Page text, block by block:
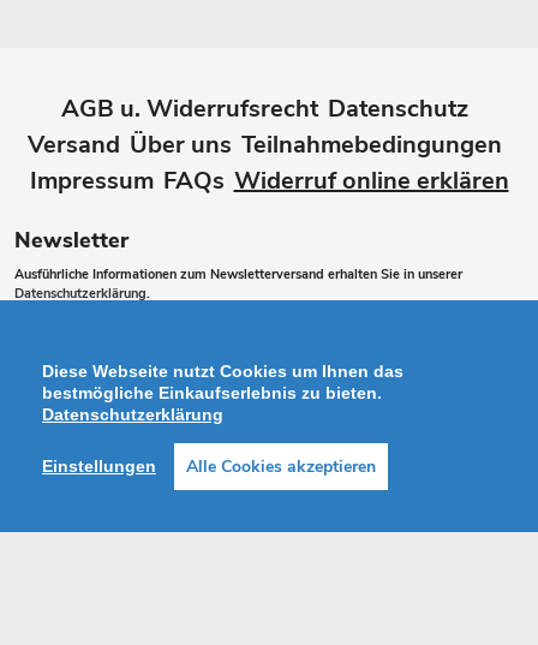
AGB u. Widerrufsrecht Datenschutz
Versand Über uns Teilnahmebedingungen
Impressum FAQs Widerruf online erklären
Newsletter
Ausführliche Informationen zum Newsletterversand erhalten Sie in unserer
Datenschutzerklärung.
Sie
unsere
Mailingliste
Diese Webseite nutzt Cookies um Ihnen das
bestmögliche Einkaufserlebnis zu bieten.
Datenschutzerklärung
Einstellungen Alle Cookies akzeptieren